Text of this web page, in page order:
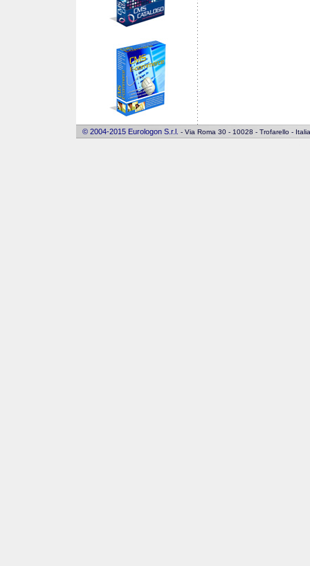
© 2004-2015 Eurologon S.r.l. - Via Roma 30 - 10028 - Trofarello -